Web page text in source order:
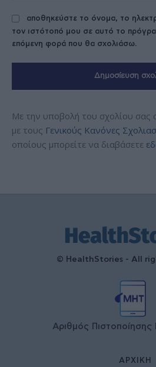
αποθηκεύστε το όνομα, το
τον ιστότοπό μου σε αυτό το
επόμενη φορά που θα σχολιάσω.
Με την υποβολή του σχολίου σας
με τους Γενικούς Κανόνες
οποίους μπορείτε να διαβάσετε
© HealthStories - All
Αριθμός
ΑΡΧΙΚΉ